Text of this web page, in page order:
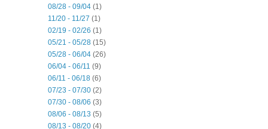
08/28 - 09/04 (1)
11/20 - 11/27 (1)
02/19 - 02/26 (1)
05/21 - 05/28 (15)
05/28 - 06/04 (26)
06/04 - 06/11 (9)
06/11 - 06/18 (6)
07/23 - 07/30 (2)
07/30 - 08/06 (3)
08/06 - 08/13 (5)
08/13 - 08/20 (4)